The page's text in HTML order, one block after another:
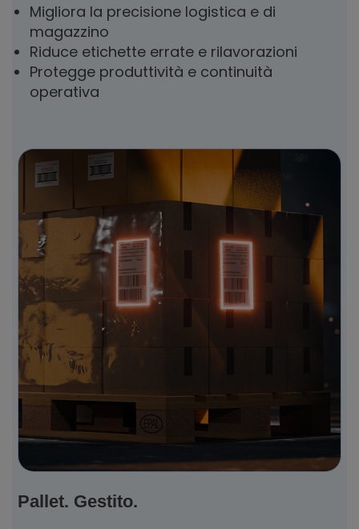
Migliora la precisione logistica e di
magazzino
Riduce etichette errate e rilavorazioni
Protegge produttività e continuità
operativa
Pallet. Gestito.